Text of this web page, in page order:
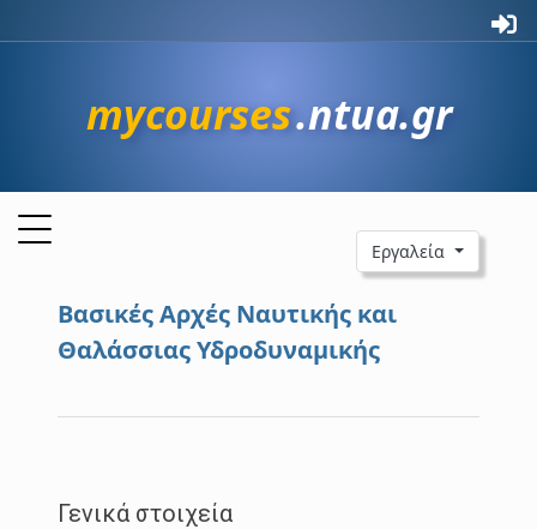
mycourses.ntua.gr
Εργαλεία
Βασικές Αρχές Ναυτικής και
Θαλάσσιας Υδροδυναμικής
Γενικά στοιχεία